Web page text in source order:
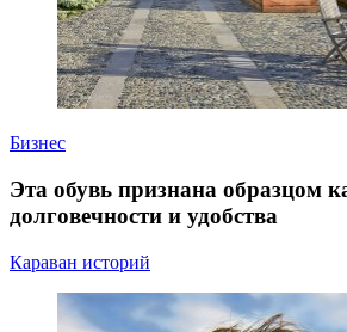
Бизнес
Эта обувь признана образцом
долговечности и удобства
Караван историй